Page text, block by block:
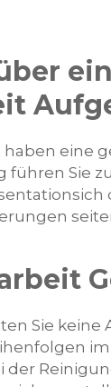
eine
Sie
Sie keine
im